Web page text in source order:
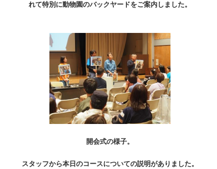
れて特別に動物園のバックヤードをご案内しました。
開会式の様子。
スタッフから本日のコースについての説明がありました。